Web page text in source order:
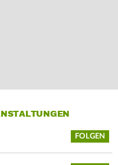
FOLGEN